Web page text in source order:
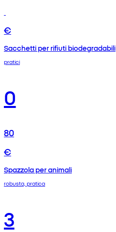
€
Sacchetti per rifiuti biodegradabili
pratici
0
80
€
Spazzola per animali
robusta, pratica
3